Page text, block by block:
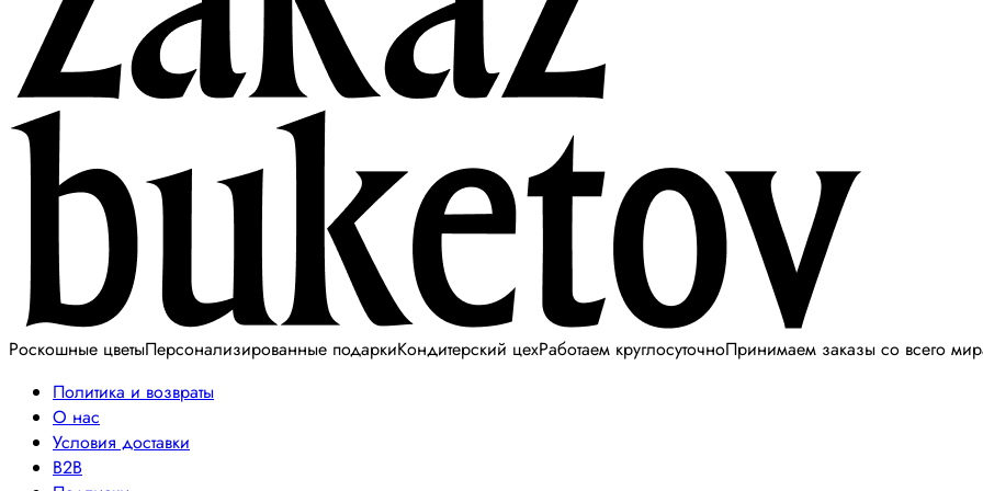
Роскошные цветыПерсонализированные подаркиКондитерский цехРаботаем круглосуточноПринимаем заказы со всего
Политика и возвраты
О нас
Условия доставки
B2B